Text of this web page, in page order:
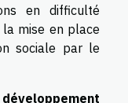
en difficulté
mise en place
sociale par le
développement